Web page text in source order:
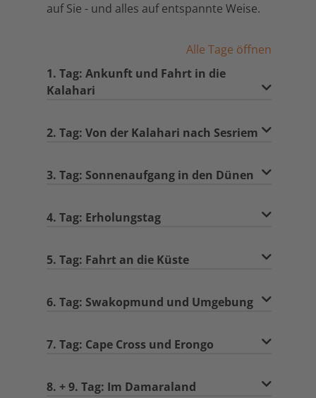
auf Sie - und alles auf entspannte Weise.
Alle Tage öffnen
1. Tag: Ankunft und Fahrt in die
Kalahari
2. Tag: Von der Kalahari nach Sesriem
3. Tag: Sonnenaufgang in den Dünen
4. Tag: Erholungstag
5. Tag: Fahrt an die Küste
6. Tag: Swakopmund und Umgebung
7. Tag: Cape Cross und Erongo
8. + 9. Tag: Im Damaraland